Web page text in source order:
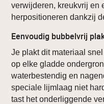
verwijderen, kreukvrij en
herpositioneren dankzij
Eenvoudig bubbelvrij
Je plakt dit materiaal
op elke gladde
waterbestendig en
speciale lijmlaag niet
tast het onderliggende